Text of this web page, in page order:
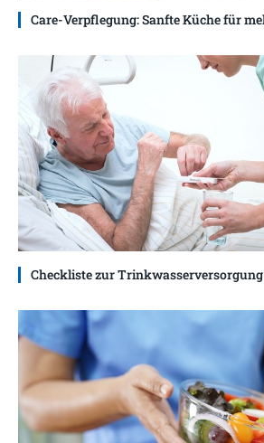
Care-Verpflegung: Sanfte Küche für
Checkliste zur Trinkwasserversorgung